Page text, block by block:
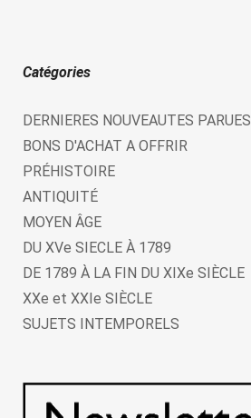
Catégories
DERNIERES NOUVEAUTES PARUES
BONS D'ACHAT A OFFRIR
PRÉHISTOIRE
ANTIQUITÉ
MOYEN ÂGE
DU XVe SIECLE À 1789
DE 1789 À LA FIN DU XIXe SIÈCLE
XXe et XXIe SIÈCLE
SUJETS INTEMPORELS